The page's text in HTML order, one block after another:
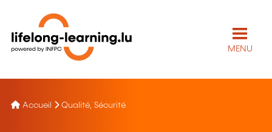
MENU
Accueil Qualité, Sécurité